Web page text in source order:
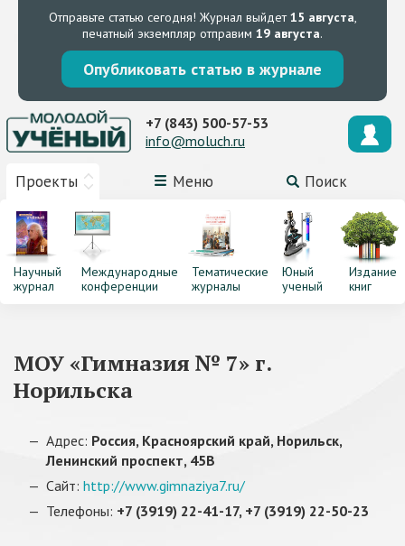
Отправьте статью сегодня! Журнал выйдет15 августа,
печатный экземпляр отправим 19 августа.
Опубликовать статью в журнале
Проекты Меню Поиск
+7 (843) 500-57-53
info@moluch.ru
Научный
журнал
Международные
конференции
Тематические
журналы
Юный
ученый
Издание
книг
МОУ «Гимназия № 7» г.
Норильска
Адрес: Россия, Красноярский край, Норильск,
Ленинский проспект, 45В
Сайт: http://www.gimnaziya7.ru/
Телефоны: +7 (3919) 22-41-17, +7 (3919) 22-50-23